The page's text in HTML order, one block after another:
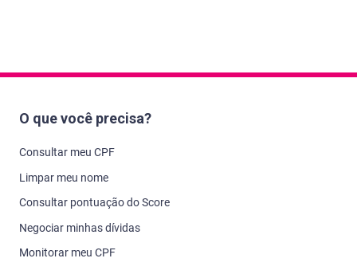
O que você precisa?
Consultar meu CPF
Limpar meu nome
Consultar pontuação do Score
Negociar minhas dívidas
Monitorar meu CPF